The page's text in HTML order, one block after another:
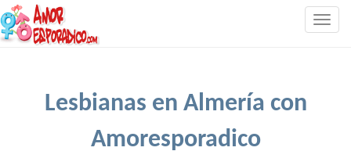
Lesbianas en Almería con
Amoresporadico